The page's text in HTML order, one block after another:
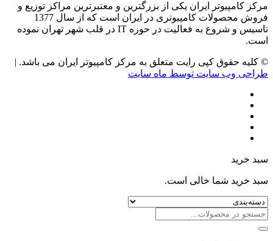
مرکز کامپیوتر ایران یکی از بزرگترین و معتبرترین مراکز توزیع و
فروش محصولات کامپیوتری در ایران است که از سال 1377
تاسیس و شروع به فعالیت در حوزه IT در قلب شهر تهران نموده
است.
© کلیه حقوق کپی رایت متعلق به مرکز کامپیوتر ایران می باشد. |
طراحی وب سایت توسط ماه سایت
سبد خرید
سبد خرید شما خالی است.